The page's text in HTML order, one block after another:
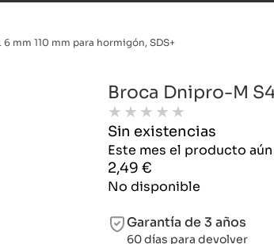
mm 110 mm para hormigón, SDS+
Broca Dnipro-M
★ ★ ★ ★ ★
Sin existencias
Este mes el producto
2,49 €
No disponible
Garantía de 3 años
60 días para devolver